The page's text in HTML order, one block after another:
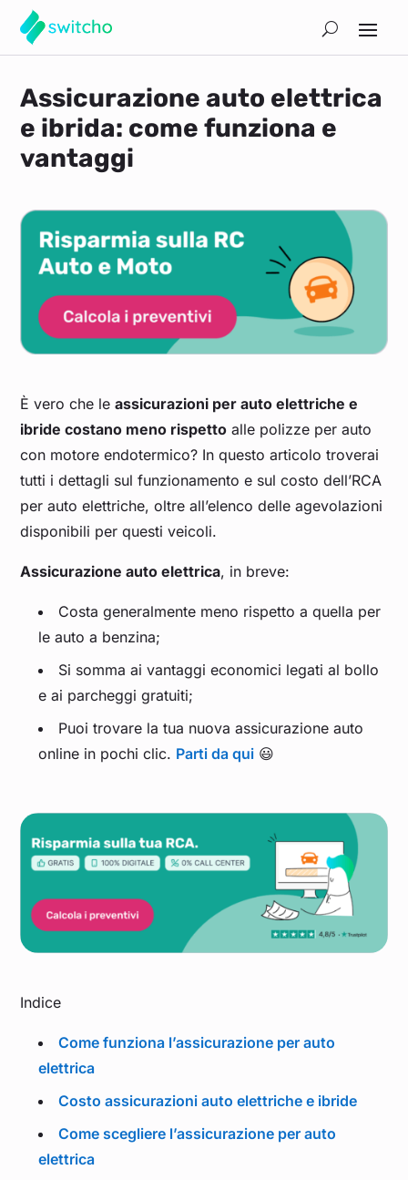
Assicurazione auto elettrica
e ibrida: come funziona e
vantaggi
È vero che leassicurazioni per auto elettriche e
ibride costano meno rispetto alle polizze per auto
con motore endotermico? In questo articolo troverai
tutti i dettagli sul funzionamento e sul costo dell’RCA
per auto elettriche, oltre all’elenco delle agevolazioni
disponibili per questi veicoli.
Assicurazione auto elettrica, in breve:
Costa generalmente meno rispetto a quella per
le auto a benzina;
Si somma ai vantaggi economici legati al bollo
e ai parcheggi gratuiti;
Puoi trovare la tua nuova assicurazione auto
online in pochi clic. Parti da qui 😃
Indice
Come funziona l’assicurazione per auto
elettrica
Costo assicurazioni auto elettriche e ibride
Come scegliere l’assicurazione per auto
elettrica